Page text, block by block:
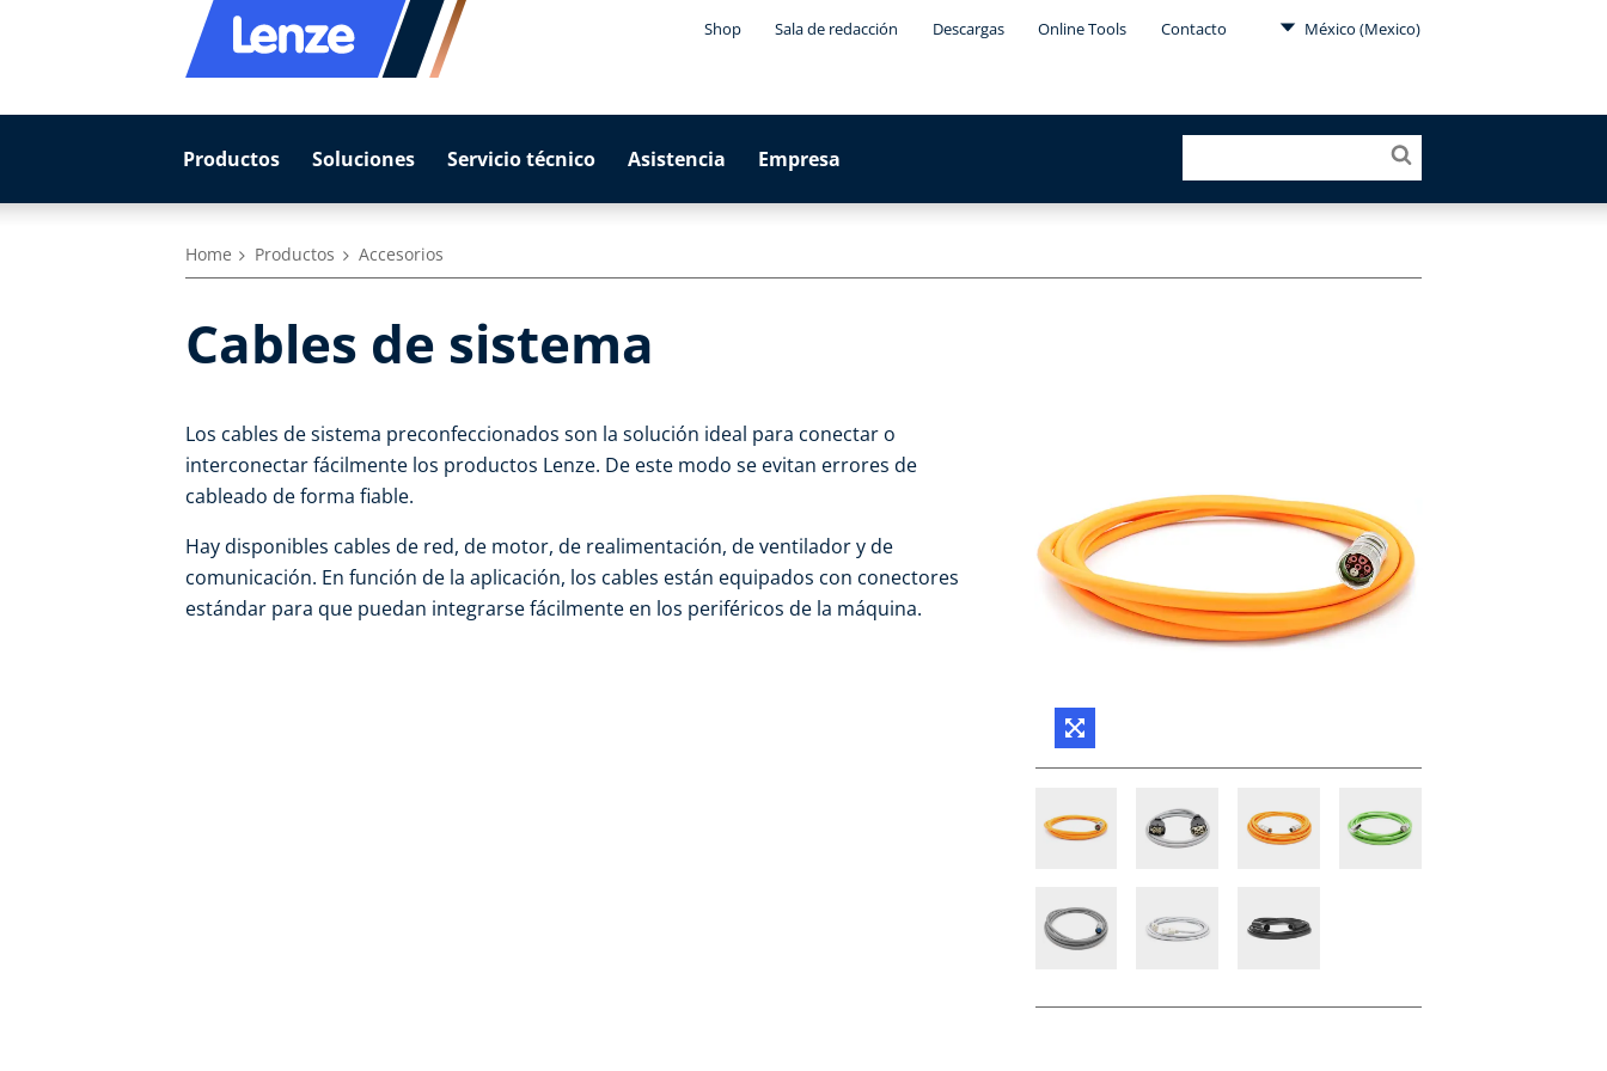
Shop Sala de redacción Descargas Online Tools Contacto México (Mexico)
Productos Soluciones Servicio técnico Asistencia Empresa
Home Productos Accesorios
Cables de sistema
Los cables de sistema preconfeccionados son la solución ideal para conectar o
interconectar fácilmente los productos Lenze. De este modo se evitan errores de
cableado de forma fiable.
Hay disponibles cables de red, de motor, de realimentación, de ventilador y de
comunicación. En función de la aplicación, los cables están equipados con conectores
estándar para que puedan integrarse fácilmente en los periféricos de la máquina.